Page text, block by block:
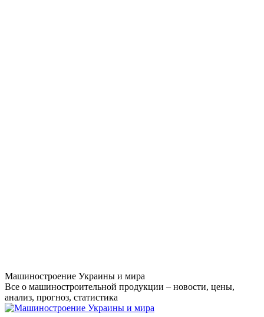
Перейти
к
содержанию
Машиностроение Украины и мира
Все о машиностроительной продукции – новости, цены,
анализ, прогноз, статистика